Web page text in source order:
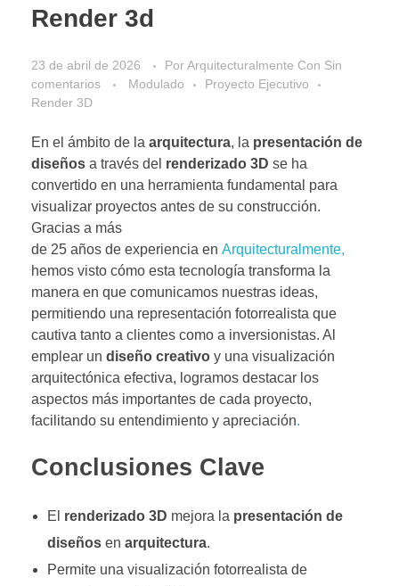
Render 3d
23 de abril de 2026 PorArquitecturalmente Con Sin
comentarios
Modulado
Proyecto Ejecutivo
Render 3D
En el ámbito de la arquitectura, la presentación de
diseños a través del renderizado 3D se ha
convertido en una herramienta fundamental para
visualizar proyectos antes de su construcción.
Gracias a más
de 25 años de experiencia en Arquitecturalmente,
hemos visto cómo esta tecnología transforma la
manera en que comunicamos nuestras ideas,
permitiendo una representación fotorrealista que
cautiva tanto a clientes como a inversionistas. Al
emplear un diseño creativo y una visualización
arquitectónica efectiva, logramos destacar los
aspectos más importantes de cada proyecto,
facilitando su entendimiento y apreciación.
Conclusiones Clave
El renderizado 3D mejora la presentación de
diseñosen arquitectura.
Permite una visualización fotorrealista de